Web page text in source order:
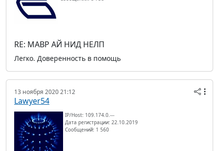
RE: МАВР АЙ НИД НЕЛП
Легко. Доверенность в помощь
13 ноября 2020 21:12
Lawyer54
IP/Host: 109.174.0.---
Дата регистрации: 22.10.2019
Сообщений: 1 560